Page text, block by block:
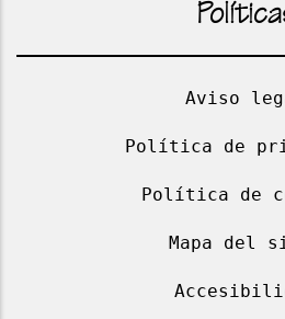
Aviso
Política de
Política de
Mapa del